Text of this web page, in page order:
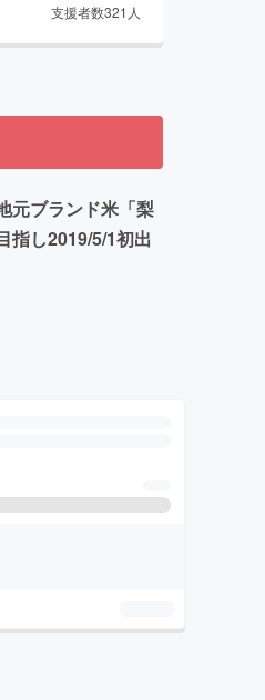
支援者数321 人
元ブランド米「梨
指し2019/5/1初出